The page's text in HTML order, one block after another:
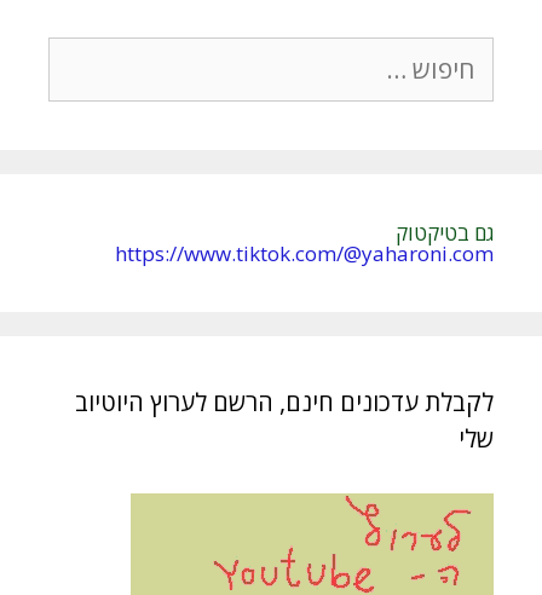
חיפוש:
גם בטיקטוק
https://www.tiktok.com/@yaharoni.com
לקבלת עדכונים חינם, הרשם לערוץ היוטיוב
שלי